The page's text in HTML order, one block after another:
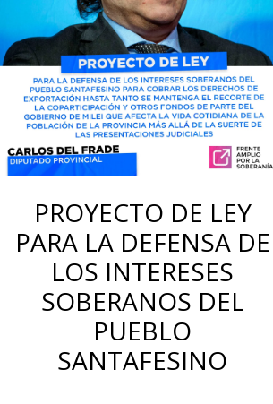
PROYECTO DE LEY
PARA LA DEFENSA DE
LOS INTERESES
SOBERANOS DEL
PUEBLO
SANTAFESINO